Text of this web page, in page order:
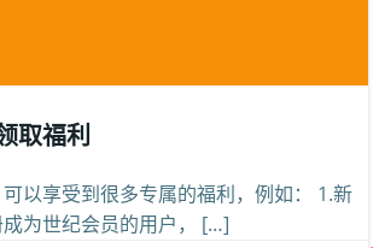
取福利
以享受到很多专属的福利，例如： 1.新
为世纪会员的用户， […]